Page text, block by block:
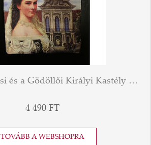
Textil táska Sisi és a Gödöllői Királyi Kastély képével díszítve
4 490 FT
TOVÁBB A WEBSHOPRA